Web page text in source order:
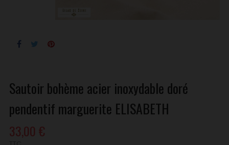
Sautoir bohème acier inoxydable doré
pendentif marguerite ELISABETH
33,00 €